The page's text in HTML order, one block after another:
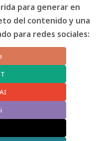
para generar en
del contenido y una
para redes sociales: